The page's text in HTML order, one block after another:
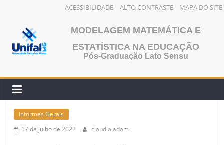
ACESSIBILIDADE ALTO CONTRASTE MAPA DO SITE
conteúdo
MODELAGEM MATEMÁTICA E
ESTATÍSTICA NA EDUCAÇÃO
Pós-Graduação Lato Sensu
Informes Gerais
17 de julho de 2022
claudia.adam